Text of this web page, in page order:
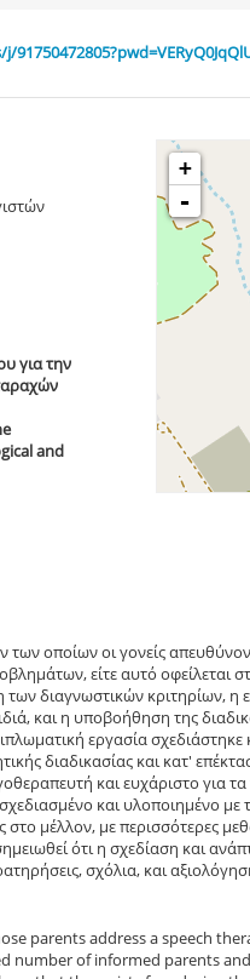
+
-
για την
and
οποίων οι γονείς
είτε αυτό οφείλεται
διαγνωστικών κριτηρίων,
και η υποβοήθηση της
εργασία
διαδικασίας και κατ'
και ευχάριστο για
και υλοποιημένο
μέλλον, με περισσότερες
ότι η σχεδίαση και
σχόλια, και
parents address a speech
number of informed parents